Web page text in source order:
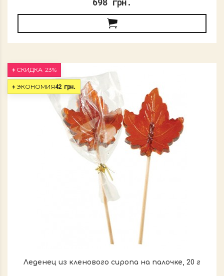
698 грн.
СКИДКА 23%
ЭКОНОМИЯ42 грн.
Леденец из кленового сиропа на палочке, 20 г